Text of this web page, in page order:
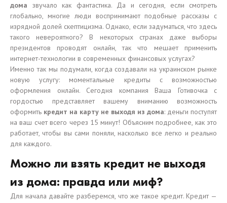
дома звучало как фантастика. Да и сегодня, если смотреть
глобально, многие люди воспринимают подобные рассказы с
изрядной долей скептицизма. Однако, если задуматься, что здесь
такого невероятного? В некоторых странах даже выборы
президентов проводят онлайн, так что мешает применить
интернет-технологии в современных финансовых услугах?
Именно так мы подумали, когда создавали на украинском рынке
новую услугу: моментальные кредиты с возможностью
оформления онлайн. Сегодня компания Ваша Готивочка с
гордостью представляет вашему вниманию возможность
оформить кредит на карту не выходя из дома: деньги поступят
на ваш счет всего через 15 минут! Объясним подробнее, как это
работает, чтобы вы сами поняли, насколько все легко и реально
для каждого.
Можно ли взять кредит не выходя
из дома: правда или миф?
Для начала давайте разберемся, что же такое кредит. Кредит —